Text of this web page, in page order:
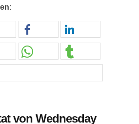
von Wednesday